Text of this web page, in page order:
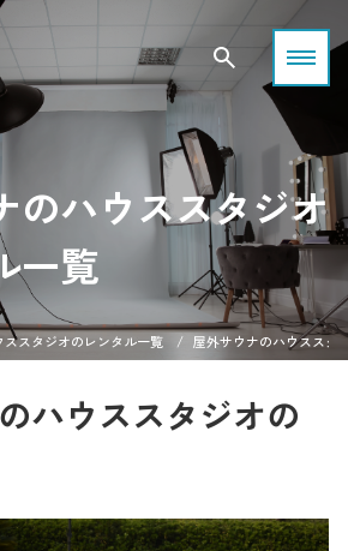
のハウススタジオ
一覧
スタジオのレンタル一覧 屋外サウナのハウススタ
ハウススタジオの